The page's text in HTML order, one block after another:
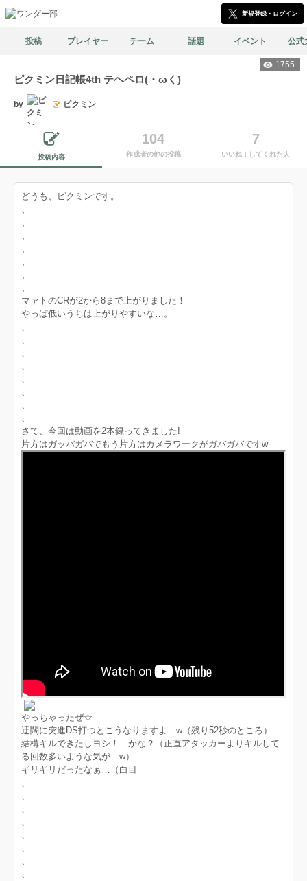
新規登録・ログイン
投稿 プレイヤー チーム 話題 イベント 公式
1755
ピクミン日記帳4th テヘペロ(・ωく)
by ピクミン
投稿内容
104
作成者の他の投稿
7
いいね！してくれた人
どうも、ピクミンです。
、
、
、
、
、
、
、
マァトのCRが2から8まで上がりました！
やっぱ低いうちは上がりやすいな…。
、
、
、
、
、
、
、
、
さて、今回は動画を2本録ってきました!
片方はガッバガバでもう片方はカメラワークがガバガバですw
やっちゃったぜ☆
迂闊に突進DS打つとこうなりますよ…w（残り52秒のところ）
結構キルできたしヨシ！…かな？（正直アタッカーよりキルして
る回数多いような気が…w）
ギリギリだったなぁ…（白目
、
、
、
、
、
、
、
、